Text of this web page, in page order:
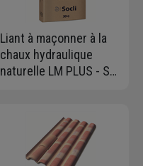
Liant à maçonner à la
chaux hydraulique
naturelle LM PLUS - Sac